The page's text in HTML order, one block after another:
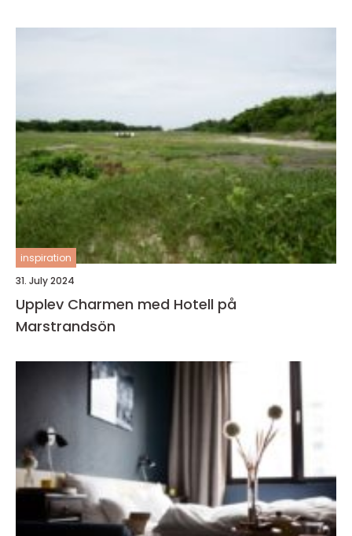
inspiration
31. July 2024
Upplev Charmen med Hotell på
Marstrandsön